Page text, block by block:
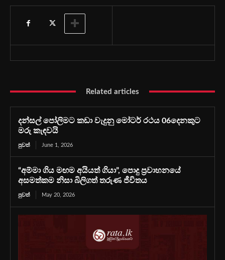
Related articles
දන්සල් පෝලිමට කඩා වැදුනු මෝටර් රථය 06දෙනකුට
මරු කැඳවයි
පුවත් June 1, 2026
“අම්මා ගිය මඟම අයියත් ගියා”, පොදු ප්‍රවාහනයේ
අසමත්කම නිසා බිලිගත් තරුණ ජීවිතය
පුවත් May 20, 2026